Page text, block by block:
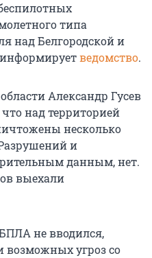
типа
над Белгородской и
ведомство.
Александр Гусев
что над территорией
несколько
и
данным, нет.
выехали
не вводился,
возможных угроз со